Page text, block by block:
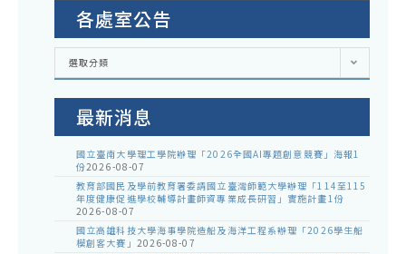
各處室公告
各
室
選取分類
最新消息
國立臺南大學理工學院辦理「2026全國AI專題創意競賽」海報1
份2026-08-07
教育部國民及學前教育署委請國立臺灣師範大學辦理「114至115
年度健康促進學校輔導計畫師資專業成長研習」實施計畫1份
2026-08-07
國立高雄科技大學海事學院造船及海洋工程系辦理「2026學生船
模創客大賽」 2026-08-07